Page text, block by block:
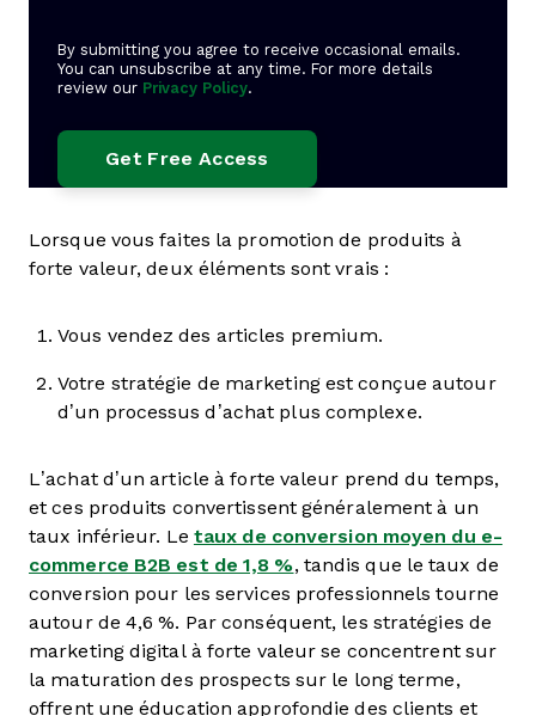
By submitting you agree to receive occasional emails.
You can unsubscribe at any time. For more details
review our Privacy Policy.
Lorsque vous faites la promotion de produits à
forte valeur, deux éléments sont vrais :
Vous vendez des articles premium.
Votre stratégie de marketing est conçue autour
d’un processus d’achat plus complexe.
L’achat d’un article à forte valeur prend du temps,
et ces produits convertissent généralement à un
taux inférieur. Le taux de conversion moyen du e-
commerce B2B est de 1,8 %, tandis que le taux de
conversion pour les services professionnels tourne
autour de 4,6 %. Par conséquent, les stratégies de
marketing digital à forte valeur se concentrent sur
la maturation des prospects sur le long terme,
offrent une éducation approfondie des clients et